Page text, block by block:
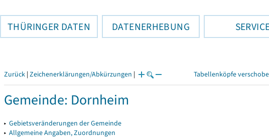
THÜRINGER DATEN DATENERHEBUNG
Zurück | Zeichenerklärungen/Abkürzungen | Tabellenköpfe
Gemeinde: Dornheim
▸ Gebietsveränderungen der Gemeinde
▸ Allgemeine Angaben, Zuordnungen